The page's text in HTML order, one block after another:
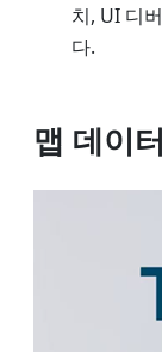
치, UI 디
다.
맵 데이